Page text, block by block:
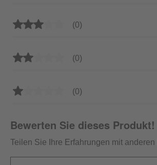
Durchschnittliche Bewertung von 3 von
(0)
Durchschnittliche Bewertung von 2 von
(0)
Durchschnittliche Bewertung von 1 von
(0)
Bewerten Sie dieses Produkt!
Teilen Sie Ihre Erfahrungen mit anderen